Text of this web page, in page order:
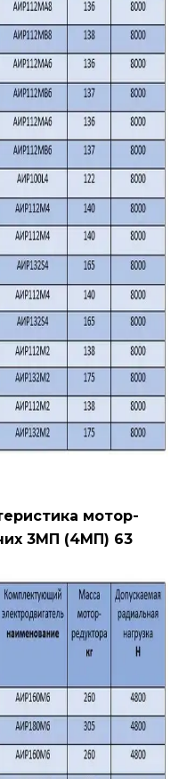
мотор-
3МП (4МП) 63